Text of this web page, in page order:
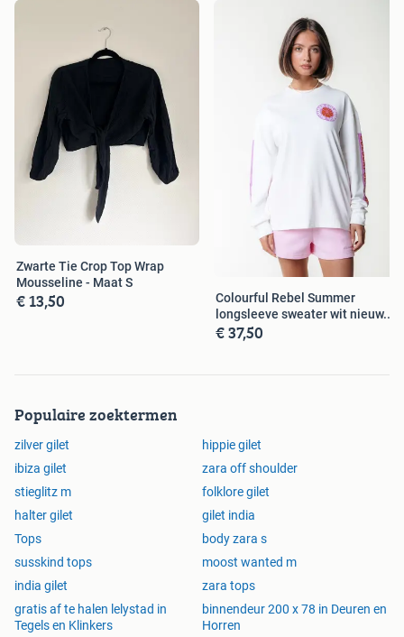
Zwarte Tie Crop Top Wrap
Mousseline - Maat S
€ 13,50
Colourful Rebel Summer
longsleeve sweater wit nieuw.
Maat S
€ 37,50
Populaire zoektermen
zilver gilet
hippie gilet
ibiza gilet
zara off shoulder
stieglitz m
folklore gilet
halter gilet
gilet india
Tops
body zara s
susskind tops
moost wanted m
india gilet
zara tops
gratis af te halen lelystad in
Tegels en Klinkers
binnendeur 200 x 78 in Deuren en
Horren